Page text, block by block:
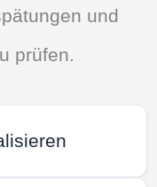
und
prüfen.